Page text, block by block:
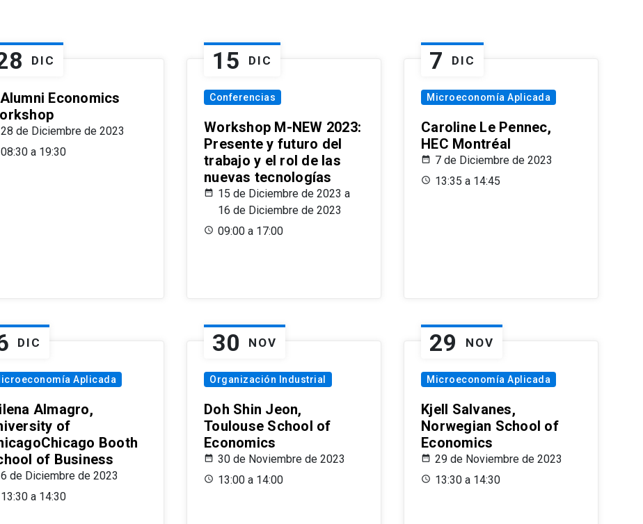
DIC
Economics
28 de Diciembre de 2023
08:30 a 19:30
15 DIC
Conferencias
Workshop M-NEW 2023:
Presente y futuro del
trabajo y el rol de las
nuevas tecnologías
15 de Diciembre de 2023 a
16 de Diciembre de 2023
09:00 a 17:00
7 DIC
Microeconomía Aplicada
Caroline Le Pennec,
HEC Montréal
7 de Diciembre de 2023
13:35 a 14:45
DIC
Aplicada
Almagro,
of
Booth
of Business
6 de Diciembre de 2023
13:30 a 14:30
30 NOV
Organización Industrial
Doh Shin Jeon,
Toulouse School of
Economics
30 de Noviembre de 2023
13:00 a 14:00
29 NOV
Microeconomía Aplicada
Kjell Salvanes,
Norwegian School of
Economics
29 de Noviembre de 2023
13:30 a 14:30